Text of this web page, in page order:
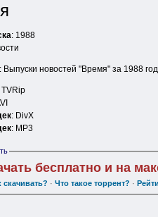
: 1988
: Выпуски новостей "Время" за 1988
TVRip
: DivX
: MP3
бесплатно и на
скачивать? ·Что такое торрент? ·